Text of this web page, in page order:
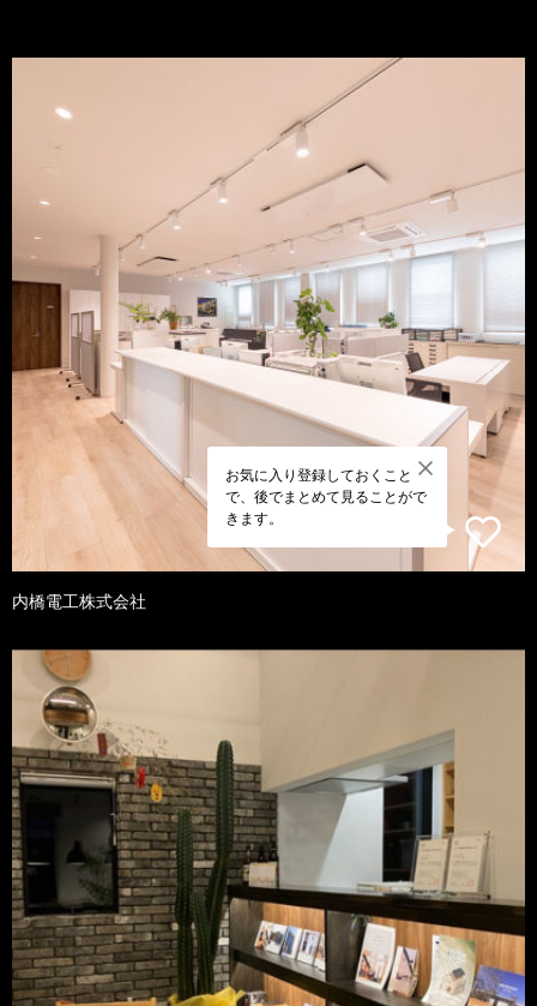
お気に入り登録しておくこと
で、後でまとめて見ることがで
きます。
内橋電工株式会社